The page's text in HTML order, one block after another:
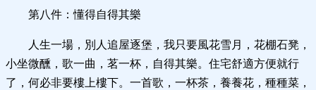
第八件：懂得自得其樂
人生一場，別人追屋逐堡，我只要風花雪月，花棚石凳，
小坐微醺，歌一曲，茗一杯，自得其樂。住宅舒適方便就行
了，何必非要樓上樓下。一首歌，一杯茶，養養花，種種菜，